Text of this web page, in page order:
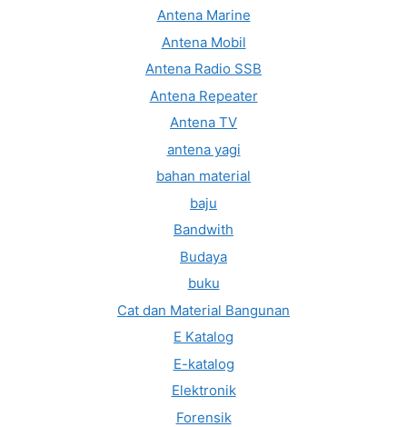
Antena Marine
Antena Mobil
Antena Radio SSB
Antena Repeater
Antena TV
antena yagi
bahan material
baju
Bandwith
Budaya
buku
Cat dan Material Bangunan
E Katalog
E-katalog
Elektronik
Forensik